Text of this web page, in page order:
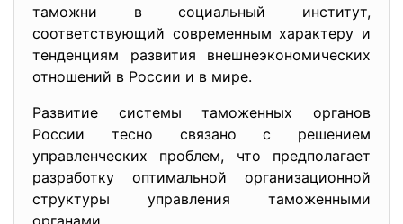
таможни в социальный институт,
соответствующий современным характеру и
тенденциям развития внешнеэкономических
отношений в России и в мире.
Развитие системы таможенных органов
России тесно связано с решением
управленческих проблем, что предполагает
разработку оптимальной организационной
структуры управления таможенными
органами.